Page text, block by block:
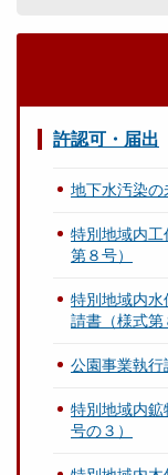
許認可・届出
地下水汚染の
特別地域内
第８号）
特別地域内水
請書（様式第
公園事業執行
特別地域内鉱
号の３）